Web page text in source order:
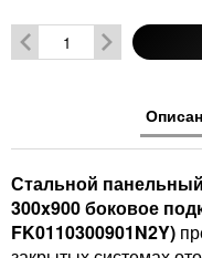
Стальной
300x900 боковое
FK0110300901N2Y)